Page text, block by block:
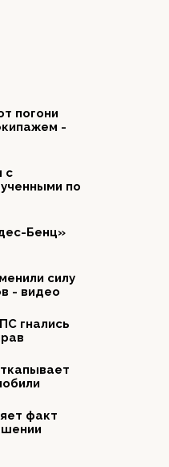
погони
-
с
по
Бенц»
силу
- видео
гнались
факт